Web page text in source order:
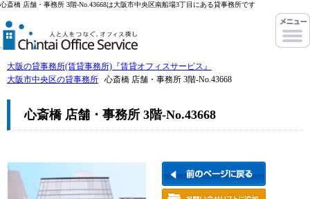
心斎橋 店舗・事務所 3階-No.43668は大阪市中央区南船場3丁目にある貸事務所です
大阪の貸事務所(賃貸事務所)『賃貸オフィスサービス』
大阪市中央区の貸事務所
心斎橋 店舗・事務所 3階-No.43668
心斎橋 店舗・事務所 3階-No.43668